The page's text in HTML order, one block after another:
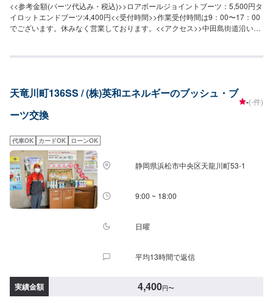
<<参考金額(パーツ代込み・税込)>>ロアボールジョイントブーツ：5,500円タ
イロットエンドブーツ:4,400円<<受付時間>>作業受付時間は9：00〜17：00
でございます。休みなく営業しております。<<アクセス>>中田島街道沿いに
天竜川町136SS / (株)英和エネルギーのブッシュ・ブ
ーツ交換
-(-件)
代車OK カードOK ローンOK
静岡県浜松市中央区天龍川町53-1
9:00 ~ 18:00
日曜
平均13時間で返信
実績金額 4,400円〜